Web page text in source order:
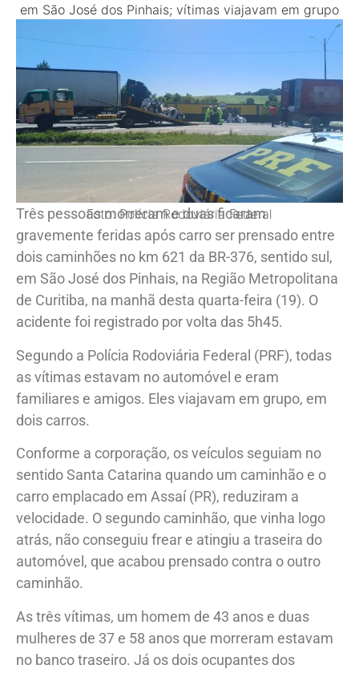
em São José dos Pinhais; vítimas viajavam em grupo
Foto: Polícia Rodoviária Federal
Três pessoas morreram e duas ficaram
gravemente feridas após carro ser prensado entre
dois caminhões no km 621 da BR-376, sentido sul,
em São José dos Pinhais, na Região Metropolitana
de Curitiba, na manhã desta quarta-feira (19). O
acidente foi registrado por volta das 5h45.
Segundo a Polícia Rodoviária Federal (PRF), todas
as vítimas estavam no automóvel e eram
familiares e amigos. Eles viajavam em grupo, em
dois carros.
Conforme a corporação, os veículos seguiam no
sentido Santa Catarina quando um caminhão e o
carro emplacado em Assaí (PR), reduziram a
velocidade. O segundo caminhão, que vinha logo
atrás, não conseguiu frear e atingiu a traseira do
automóvel, que acabou prensado contra o outro
caminhão.
As três vítimas, um homem de 43 anos e duas
mulheres de 37 e 58 anos que morreram estavam
no banco traseiro. Já os dois ocupantes dos